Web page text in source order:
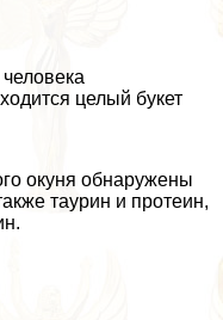
целый букет
окуня обнаружены
таурин и протеин,